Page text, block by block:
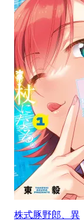
株式豚野郎、異